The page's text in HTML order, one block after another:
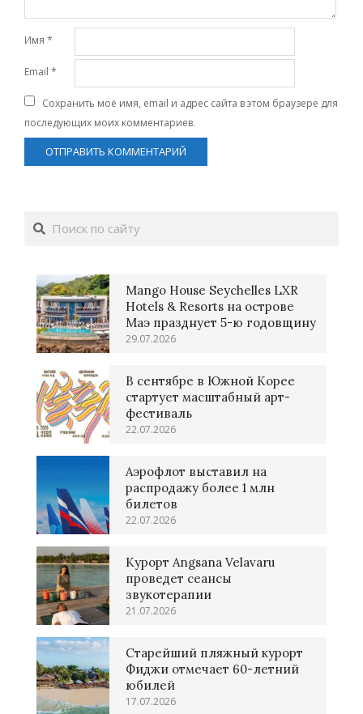
Имя *
Email *
Сохранить моё имя, email и адрес сайта в этом браузере для
последующих моих комментариев.
Поиск
Mango House Seychelles LXR
Hotels & Resorts на острове
Маэ празднует 5-ю годовщину
29.07.2026
В сентябре в Южной Корее
стартует масштабный арт-
фестиваль
22.07.2026
Аэрофлот выставил на
распродажу более 1 млн
билетов
22.07.2026
Курорт Angsana Velavaru
проведет сеансы
звукотерапии
21.07.2026
Старейший пляжный курорт
Фиджи отмечает 60-летний
юбилей
17.07.2026